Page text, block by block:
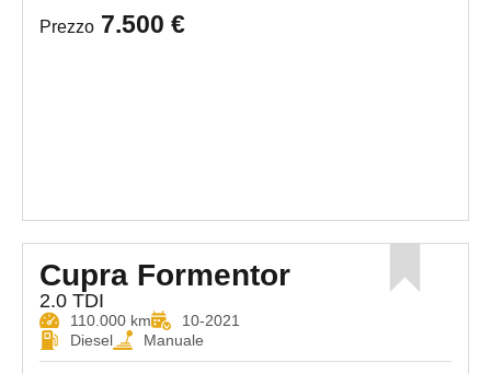
Prezzo 7.500 €
Cupra Formentor
2.0 TDI
110.000 km
10-2021
Diesel
Manuale